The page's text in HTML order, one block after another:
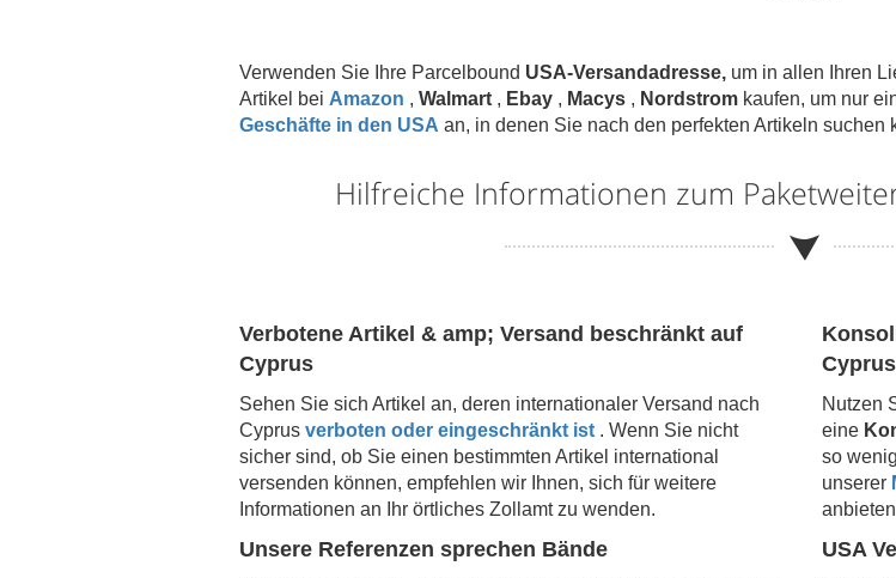
Verwenden Sie Ihre Parcelbound USA-Versandadresse,um in allen Ihren
Artikel bei Amazon , Walmart, Ebay, Macys, Nordstromkaufen, um nur
Geschäfte in den USA an, in denen Sie nach den perfekten Artikeln suchen
Hilfreiche Informationen zum
Verbotene Artikel & amp; Versand beschränkt auf
Cyprus
Sehen Sie sich Artikel an, deren internationaler Versand nach
Cyprus verboten oder eingeschränkt ist. Wenn Sie nicht
sicher sind, ob Sie einen bestimmten Artikel international
versenden können, empfehlen wir Ihnen, sich für weitere
Informationen an Ihr örtliches Zollamt zu wenden.
Cyprus
Nutzen
eine
so
unserer
Unsere Referenzen sprechen Bände USA